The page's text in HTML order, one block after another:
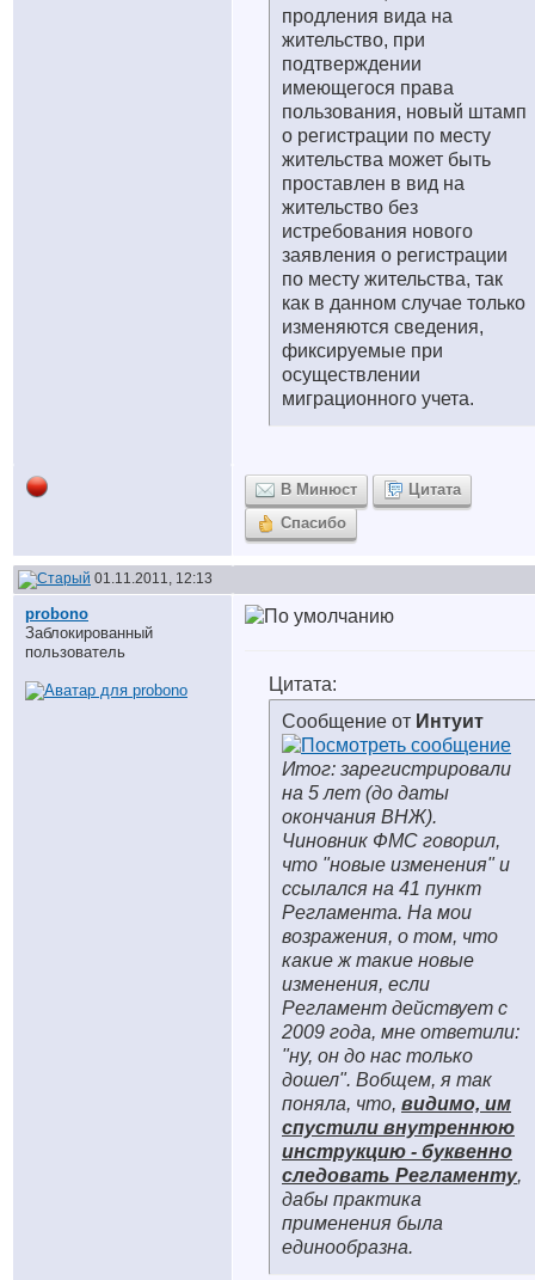
продления вида на
жительство, при
подтверждении
имеющегося права
пользования, новый штамп
о регистрации по месту
жительства может быть
проставлен в вид на
жительство без
истребования нового
заявления о регистрации
по месту жительства, так
как в данном случае только
изменяются сведения,
фиксируемые при
осуществлении
миграционного учета.
В Минюст
Цитата
Спасибо
01.11.2011, 12:13
probono
Заблокированный
пользователь
Цитата:
Сообщение от Интуит
Итог: зарегистрировали
на 5 лет (до даты
окончания ВНЖ).
Чиновник ФМС говорил,
что "новые изменения" и
ссылался на 41 пункт
Регламента. На мои
возражения, о том, что
какие ж такие новые
изменения, если
Регламент действует с
2009 года, мне ответили:
"ну, он до нас только
дошел". Вобщем, я так
поняла, что, видимо, им
спустили внутреннюю
инструкцию - буквенно
следовать Регламенту,
дабы практика
применения была
единообразна.